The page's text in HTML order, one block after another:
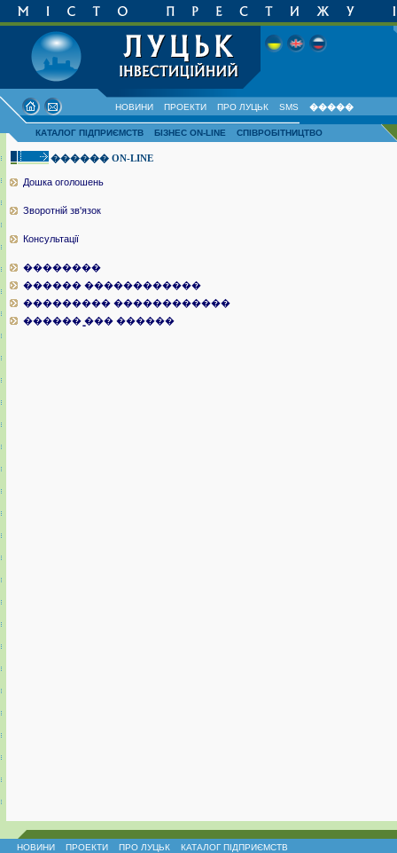
НОВИНИ ПРОЕКТИ ПРО ЛУЦЬК SMS �����
КАТАЛОГ ПІДПРИЄМСТВ БІЗНЕС ON-LINE СПІВРОБІТНИЦТВО
������ ON-LINE
Дошка оголошень
Зворотній зв'язок
Консультації
��������
������ ������������
��������� ������������
������ ̳��� ������
НОВИНИ ПРОЕКТИ ПРО ЛУЦЬК КАТАЛОГ ПІДПРИЄМСТВ